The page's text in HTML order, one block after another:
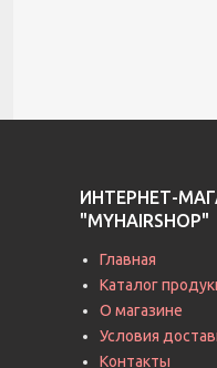
ИНТЕРНЕТ-
"MYHAIRSHOP"
Главная
Каталог
О магазине
Условия
Контакты